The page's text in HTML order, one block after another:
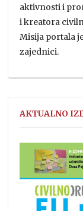
aktivnosti i
i kreatora
Misija portala
zajednici.
AKTUALNO